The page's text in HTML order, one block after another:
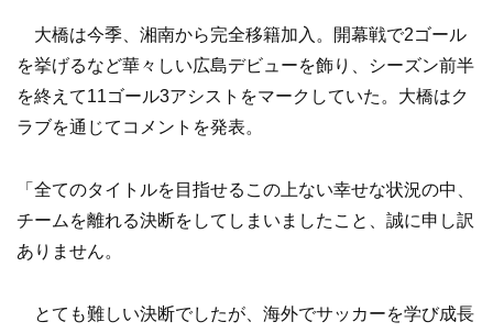
大橋は今季、湘南から完全移籍加入。開幕戦で2ゴール
を挙げるなど華々しい広島デビューを飾り、シーズン前半
を終えて11ゴール3アシストをマークしていた。大橋はク
ラブを通じてコメントを発表。
「全てのタイトルを目指せるこの上ない幸せな状況の中、
チームを離れる決断をしてしまいましたこと、誠に申し訳
ありません。
とても難しい決断でしたが、海外でサッカーを学び成長